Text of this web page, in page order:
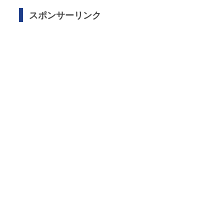
スポンサーリンク